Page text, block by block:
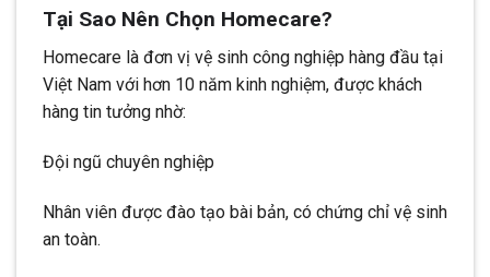
Tại Sao Nên Chọn Homecare?
Homecare là đơn vị vệ sinh công nghiệp hàng đầu tại
Việt Nam với hơn 10 năm kinh nghiệm, được khách
hàng tin tưởng nhờ:
Đội ngũ chuyên nghiệp
Nhân viên được đào tạo bài bản, có chứng chỉ vệ sinh
an toàn.